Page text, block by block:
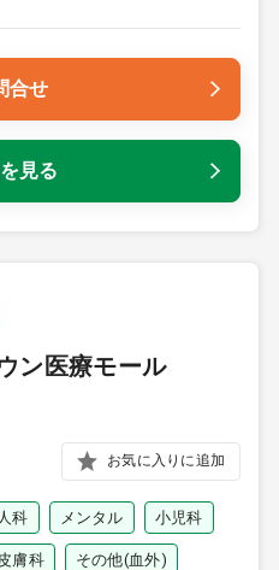
合せ
見る
ン医療モール
お気に入りに追加
科 メンタル 小児科
皮膚科 その他(血外)